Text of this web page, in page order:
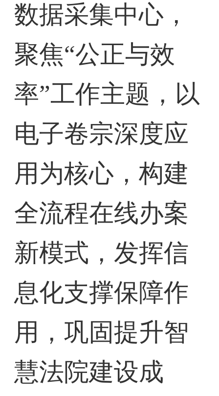
数据采集中心，
聚焦“公正与效
率”工作主题，以
电子卷宗深度应
用为核心，构建
全流程在线办案
新模式，发挥信
息化支撑保障作
用，巩固提升智
慧法院建设成